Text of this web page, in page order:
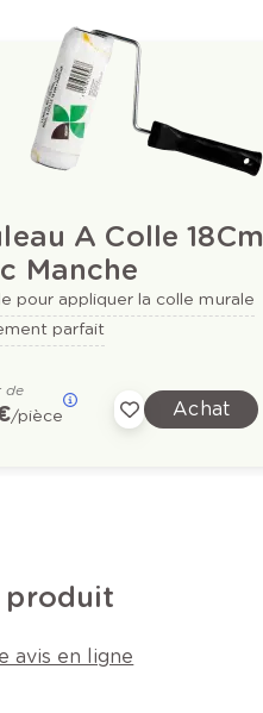
A Colle 18Cm
Manche
pour appliquer la colle murale
parfait
de
/pièce Achat
produit
avis en ligne